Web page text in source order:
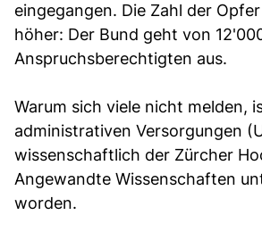
eingegangen. Die Zahl der
höher: Der Bund geht von
Anspruchsberechtigten aus.
Warum sich viele nicht melden,
administrativen Versorgungen
wissenschaftlich der Zürcher
Angewandte Wissenschaften
worden.